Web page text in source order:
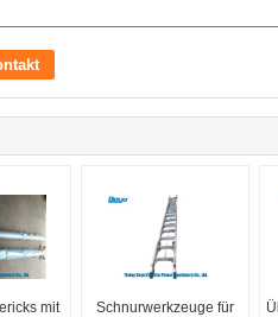
mit
Schnurwerkzeuge für